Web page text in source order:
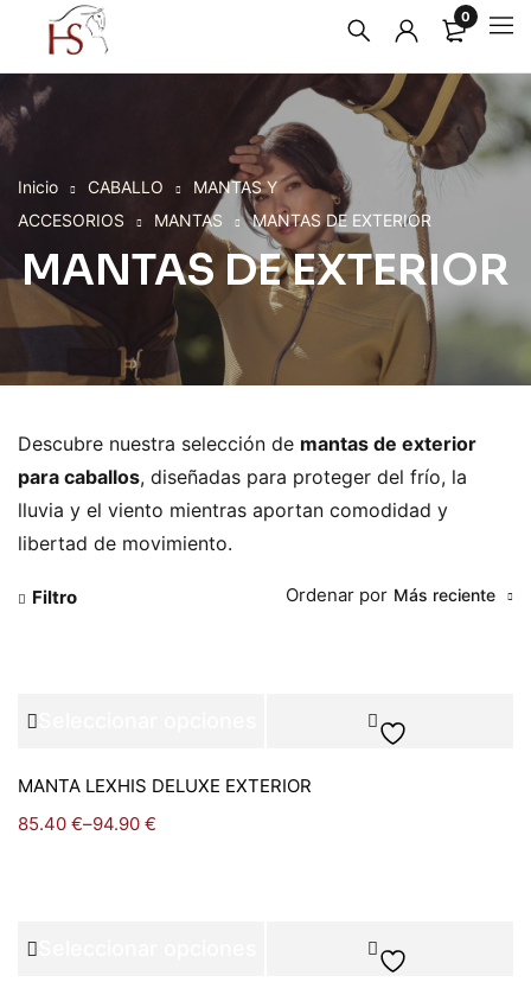
0
MANTAS DE EXTERIOR
Inicio CABALLO
MANTAS Y
ACCESORIOS
MANTAS MANTAS DE EXTERIOR
Descubre nuestra selección de mantas de exterior
para caballos, diseñadas para proteger del frío, la
lluvia y el viento mientras aportan comodidad y
libertad de movimiento.
Filtro Ordenar por Más reciente
MANTA LEXHIS DELUXE EXTERIOR
85.40 €–94.90 €